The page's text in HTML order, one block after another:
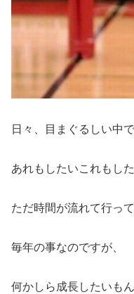
日々、目まぐるしい中で
あれもしたいこれもし
ただ時間が流れて行っ
毎年の事なのですが、
何かしら成長したいもん